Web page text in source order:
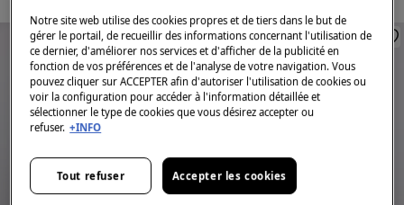
Notre site web utilise des cookies propres et de tiers dans le but de
gérer le portail, de recueillir des informations concernant l'utilisation de
ce dernier, d'améliorer nos services et d'afficher de la publicité en
fonction de vos préférences et de l'analyse de votre navigation. Vous
pouvez cliquer sur ACCEPTER afin d'autoriser l'utilisation de cookies ou
voir la configuration pour accéder à l'information détaillée et
sélectionner le type de cookies que vous désirez accepter ou
refuser. +INFO
Tout refuser Accepter les cookies